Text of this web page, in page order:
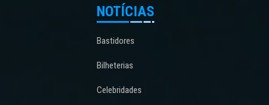
NOTÍCIAS
Bastidores
Bilheterias
Celebridades